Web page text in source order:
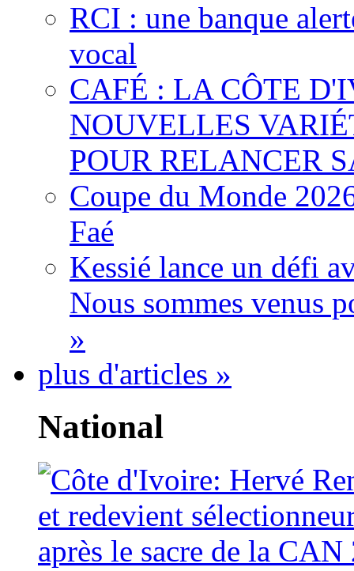
RCI : une banque
vocal
CAFÉ : LA CÔTE
NOUVELLES
POUR RELANCER
Coupe du Monde
Faé
Kessié lance un défi
Nous sommes venus
»
plus d'articles »
National